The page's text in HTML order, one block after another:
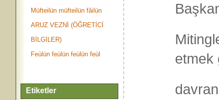
Müfteilün müfteilün fâilün
ARUZ VEZNİ (ÖĞRETİCİ
BİLGİLER)
Feùlün feùlün feùlün feùl
Etiketler
etmek